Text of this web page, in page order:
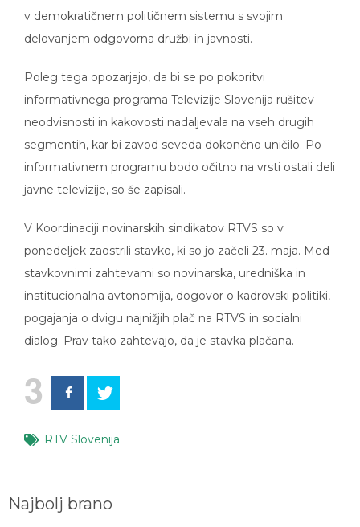
v demokratičnem političnem sistemu s svojim
delovanjem odgovorna družbi in javnosti.
Poleg tega opozarjajo, da bi se po pokoritvi
informativnega programa Televizije Slovenija rušitev
neodvisnosti in kakovosti nadaljevala na vseh drugih
segmentih, kar bi zavod seveda dokončno uničilo. Po
informativnem programu bodo očitno na vrsti ostali deli
javne televizije, so še zapisali.
V Koordinaciji novinarskih sindikatov RTVS so v
ponedeljek zaostrili stavko, ki so jo začeli 23. maja. Med
stavkovnimi zahtevami so novinarska, uredniška in
institucionalna avtonomija, dogovor o kadrovski politiki,
pogajanja o dvigu najnižjih plač na RTVS in socialni
dialog. Prav tako zahtevajo, da je stavka plačana.
3
RTV Slovenija
Najbolj brano